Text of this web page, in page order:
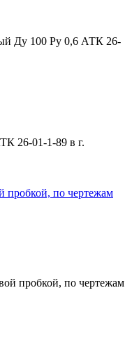
Ду 100 Ру 0,6 АТК 26-
пробкой, по чертежам